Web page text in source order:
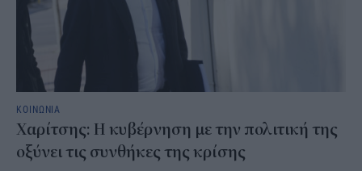
ΚΟΙΝΩΝΙΑ
Χαρίτσης: Η κυβέρνηση με την πολιτική της
οξύνει τις συνθήκες της κρίσης